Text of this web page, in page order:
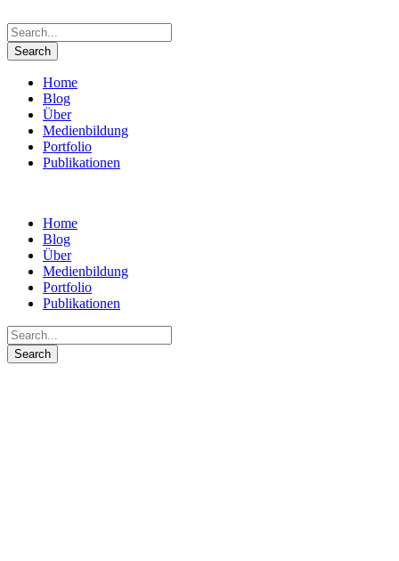
Home
Blog
Über
Medienbildung
Portfolio
Publikationen
Home
Blog
Über
Medienbildung
Portfolio
Publikationen